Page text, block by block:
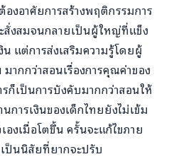
อาศัยการสร้างพฤติกรรมการ
สั่งสมจนกลายเป็นผู้ใหญ่ที่แข็ง
แต่การส่งเสริมความรู้โดยผู้
ากกว่าสอนเรื่องการคุณค่าของ
ก็เป็นการบังคับมากกว่าสอนให้
การเงินของเด็กไทยยังไม่เข้ม
งเมื่อโตขึ้น ครั้นจะแก้ไขภาย
ป็นนิสัยที่ยากจะปรับ